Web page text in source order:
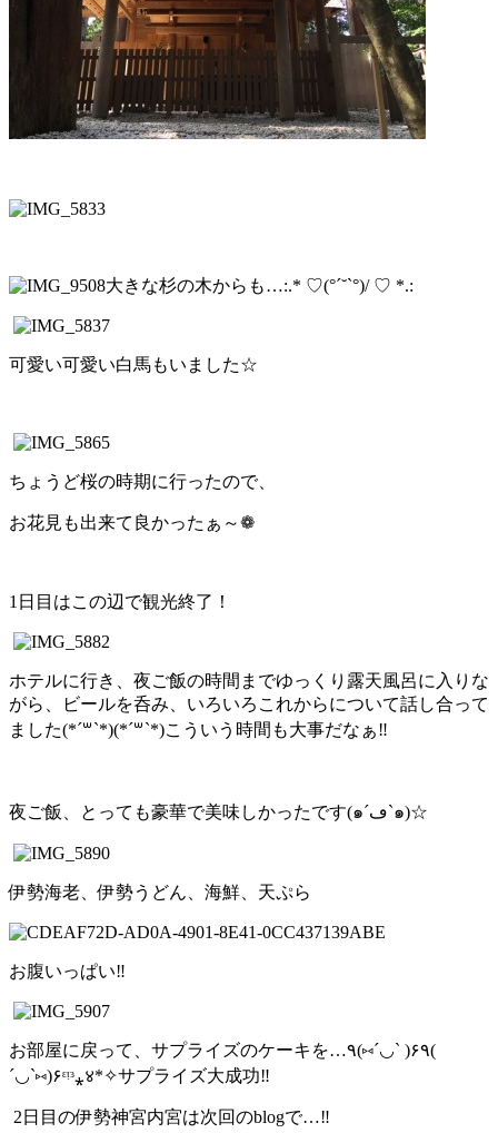
大きな杉の木からも…:.* ♡(°´˘`°)/ ♡ *.:
可愛い可愛い白馬もいました☆
ちょうど桜の時期に行ったので、
お花見も出来て良かったぁ～❁
1日目はこの辺で観光終了！
ホテルに行き、夜ご飯の時間までゆっくり露天風呂に入りな
がら、ビールを呑み、いろいろこれからについて話し合って
ました(*´꒳`*)(*´꒳`*)こういう時間も大事だなぁ‼︎
夜ご飯、とっても豪華で美味しかったです(๑´ڡ`๑)☆
伊勢海老、伊勢うどん、海鮮、天ぷら
お腹いっぱい‼︎
お部屋に戻って、サプライズのケーキを…٩(⑅´◡` )۶٩(
´◡`⑅)۶ᵋᵎᵌ⁎४*✧サプライズ大成功‼︎
2日目の伊勢神宮内宮は次回のblogで…‼︎